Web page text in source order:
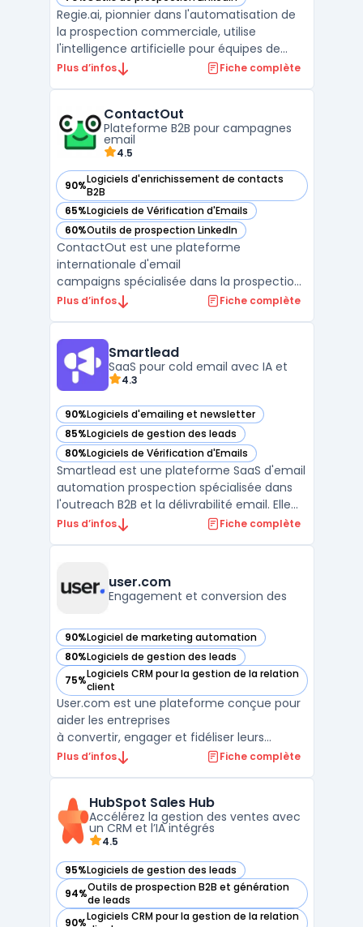
Regie.ai, pionnier dans l'automatisation de
la prospection commerciale, utilise
l'intelligence artificielle pour équipes de
vente afin de transformer l'approche des
des solutions d'automatisation des ventes,
rendant la pr ...
Plus d’infos Fiche complète
ContactOut
Plateforme B2B pour campagnes
email
4.5
90%Logiciels d'enrichissement de contacts
B2B
— voir ContactOut dans cette catégorie
65%Logiciels de Vérification d'Emails
— voir ContactOut dans cette catégorie
60%Outils de prospection LinkedIn
— voir ContactOut dans cette catégorie
ContactOut est une plateforme
internationale d'email
campaigns spécialisée dans la prospection
B2B avec recherche de contacts
avec 200M emails, 100M téléphones et 40M
dossiers d'entreprises vérifiés. La ...
Plus d’infos Fiche complète
Smartlead
SaaS pour cold email avec IA et
4.3
90%Logiciels d'emailing et newsletter
— voir Smartlead dans cette catégorie
85%Logiciels de gestion des leads
— voir Smartlead dans cette catégorie
80%Logiciels de Vérification d'Emails
— voir Smartlead dans cette catégorie
Smartlead est une plateforme SaaS d'email
automation prospection spécialisée dans
l'outreach B2B et la délivrabilité email. Elle
centralise la gestion des comptes email
Plus d’infos Fiche complète
user.com
Engagement et conversion des
90%Logiciel de marketing automation
— voir user.com dans cette catégorie
80%Logiciels de gestion des leads
— voir user.com dans cette catégorie
75%Logiciels CRM pour la gestion de la relation
client
— voir user.com dans cette catégorie
User.com est une plateforme conçue pour
aider les entreprises
à convertir, engager et fidéliser leurs
utilisateurs. Grâce à une
le bon canal au bon utilisateur, au moment
opportun. User.com offre une
meilleure compréhension ...
Plus d’infos Fiche complète
HubSpot Sales Hub
Accélérez la gestion des ventes avec
un CRM et l’IA intégrés
4.5
95%Logiciels de gestion des leads
— voir HubSpot Sales Hub dans cette catégorie
94%Outils de prospection B2B et génération
de leads
— voir HubSpot Sales Hub dans cette catégorie
90%Logiciels CRM pour la gestion de la relation